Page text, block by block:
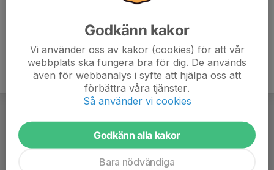
Godkänn kakor
Vi använder oss av kakor (cookies) för att vår
webbplats ska fungera bra för dig. De används
även för webbanalys i syfte att hjälpa oss att
förbättra våra tjänster.
Så använder vi cookies
Godkänn alla kakor
Bara nödvändiga